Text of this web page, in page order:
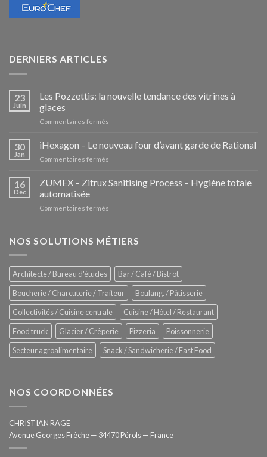
DERNIERS ARTICLES
23
Juin
Les Pozzettis: la nouvelle tendance des vitrines à
glaces
Commentaires fermés
Pozzettis:
la
des
30
Jan
iHexagon – Le nouveau four d’avant garde de Rational
Commentaires fermés
–
Le
de
16
Déc
ZUMEX – Zitrux Sanitising Process – Hygiène totale
automatisée
Commentaires fermés
Zitrux
–
Hygiène
totale
automatisée
NOS SOLUTIONS MÉTIERS
Architecte / Bureau d'études
Bar / Café / Bistrot
Boucherie / Charcuterie / Traiteur
Boulang. / Pâtisserie
Collectivités / Cuisine centrale
Cuisine / Hôtel / Restaurant
Food truck
Glacier / Crêperie Pizzeria
Poissonnerie
Secteur agroalimentaire
Snack / Sandwicherie / Fast Food
NOS COORDONNÉES
CHRISTIAN RAGE
Avenue Georges Frêche — 34470 Pérols — France